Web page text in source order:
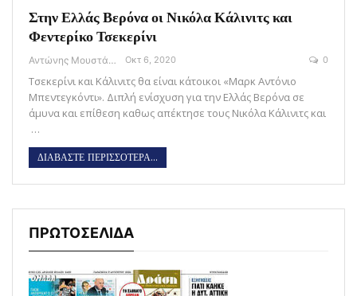
Στην Ελλάς Βερόνα οι Νικόλα Κάλινιτς και
Φεντερίκο Τσεκερίνι
Αντώνης Μουστάκας Οκτ 6, 2020 0
Τσεκερίνι και Κάλινιτς θα είναι κάτοικοι «Μαρκ Αντόνιο
Μπεντεγκόντι». Διπλή ενίσχυση για την Ελλάς Βερόνα σε
άμυνα και επίθεση καθως απέκτησε τους Νικόλα Κάλινιτς και
…
ΔΙΑΒΑΣΤΕ ΠΕΡΙΣΣΟΤΕΡΑ...
ΠΡΩΤΟΣΕΛΙΔΑ